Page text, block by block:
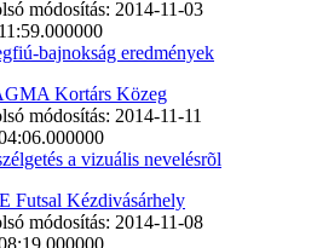
módosítás: 2014-11-03
bajnokság eredmények
Kortárs Közeg
módosítás: 2014-11-11
a vizuális nevelésrõl
Futsal Kézdivásárhely
módosítás: 2014-11-08